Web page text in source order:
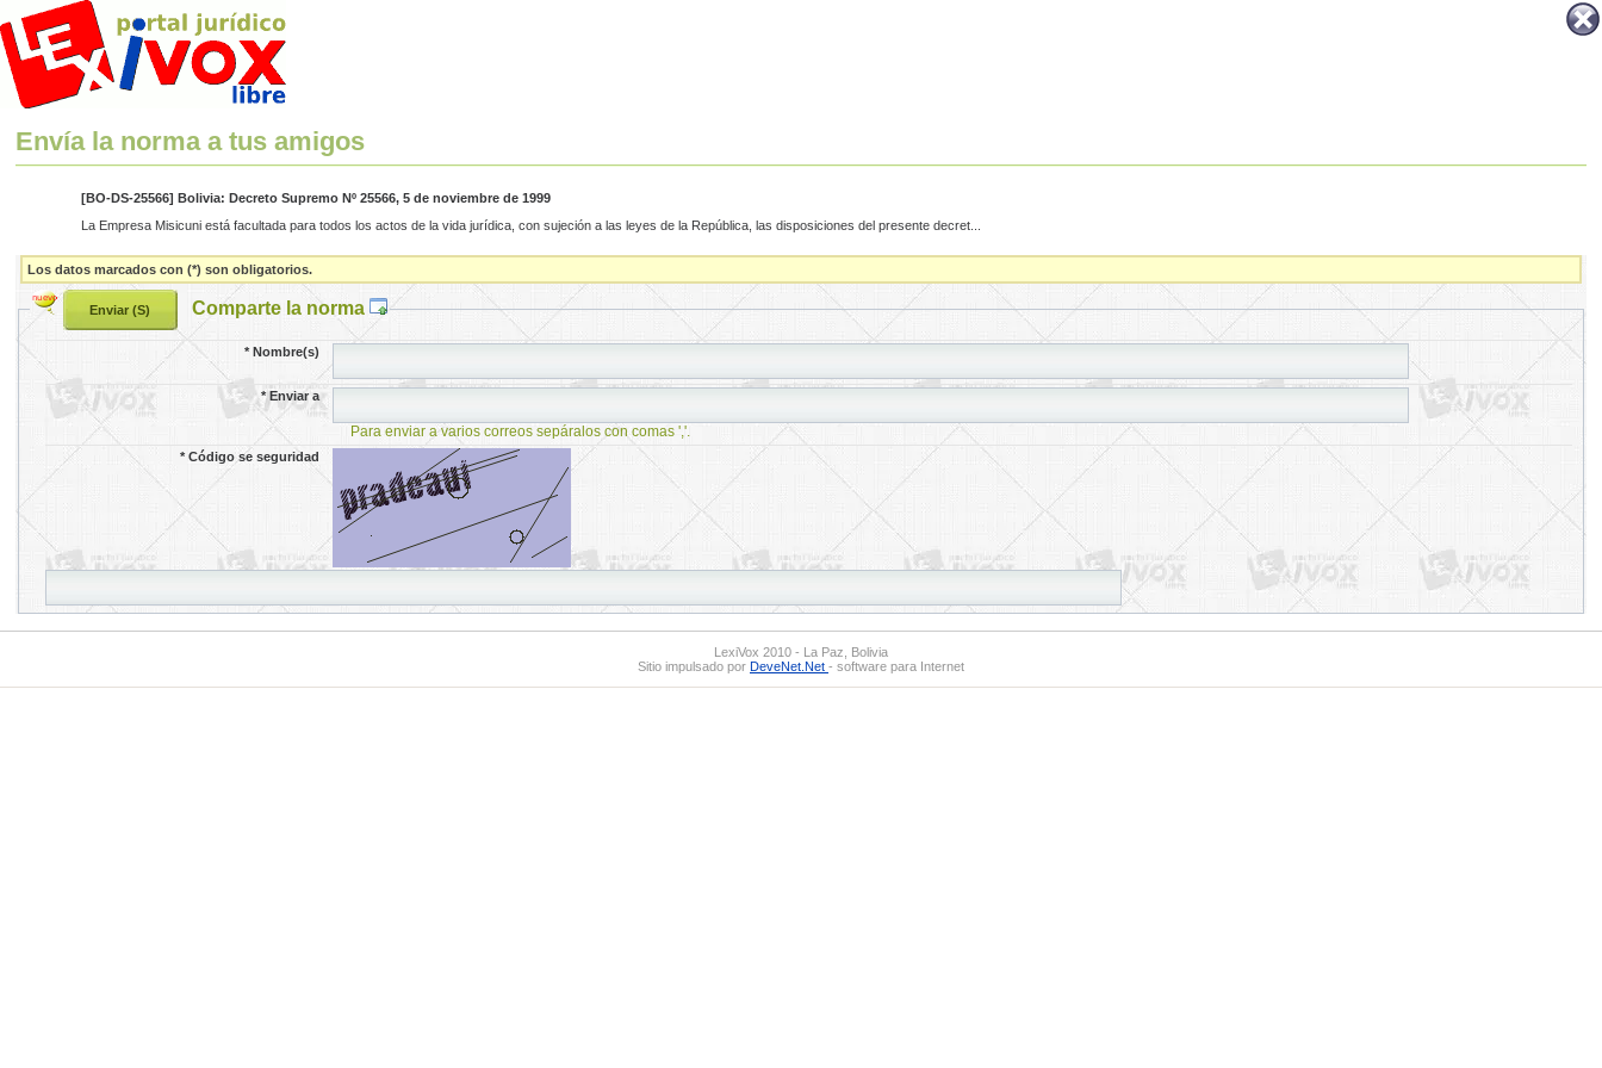
Envía la norma a tus amigos
[BO-DS-25566] Bolivia: Decreto Supremo Nº 25566, 5 de noviembre de 1999
La Empresa Misicuni está facultada para todos los actos de la vida jurídica, con sujeción a las leyes de la República, las disposiciones del presente decret...
Los datos marcados con (*) son obligatorios.
Comparte la norma
*Nombre(s)
*Enviar a
Para enviar a varios correos sepáralos con comas ','.
*Código se seguridad
LexiVox 2010 - La Paz, Bolivia
Sitio impulsado por DeveNet.Net - software para Internet